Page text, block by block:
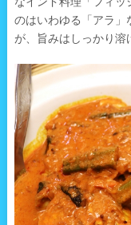
のはいわゆる「アラ」
が、旨みはしっかり溶